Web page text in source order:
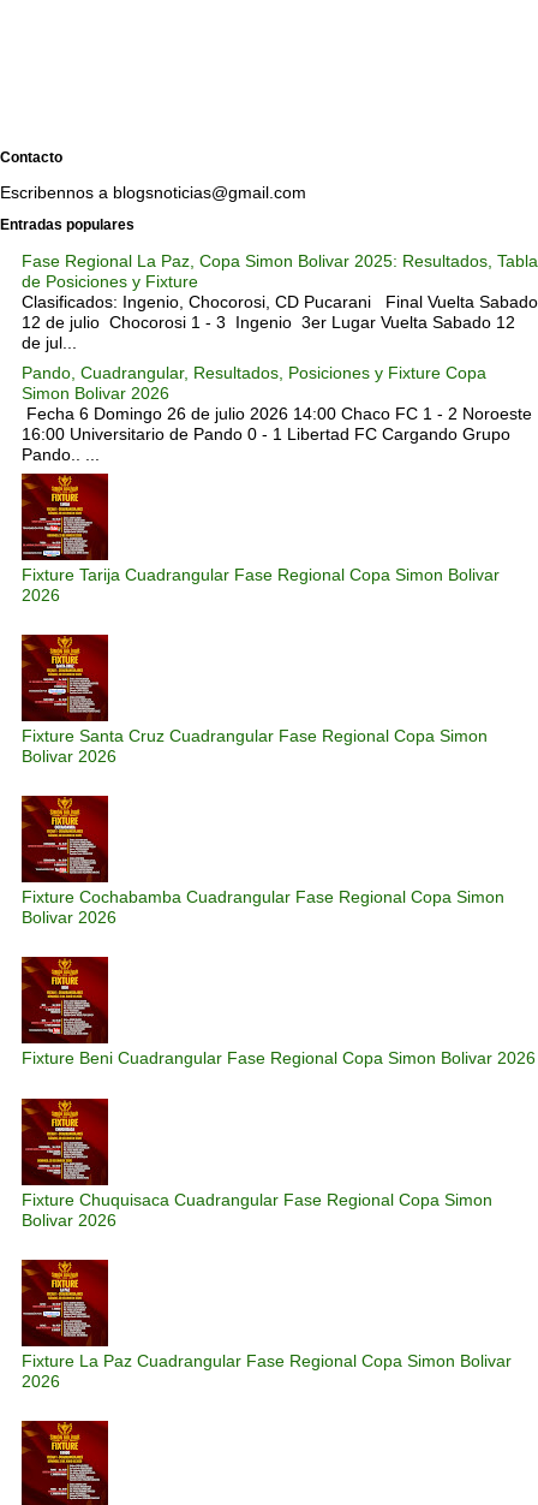
Contacto
Escribennos a blogsnoticias@gmail.com
Entradas populares
Fase Regional La Paz, Copa Simon Bolivar 2025: Resultados, Tabla
de Posiciones y Fixture
Clasificados: Ingenio, Chocorosi, CD Pucarani Final Vuelta Sabado
12 de julio Chocorosi 1 - 3 Ingenio 3er Lugar Vuelta Sabado 12
de jul...
Pando, Cuadrangular, Resultados, Posiciones y Fixture Copa
Simon Bolivar 2026
Fecha 6 Domingo 26 de julio 2026 14:00 Chaco FC 1 - 2 Noroeste
16:00 Universitario de Pando 0 - 1 Libertad FC Cargando Grupo
Pando.. ...
Fixture Tarija Cuadrangular Fase Regional Copa Simon Bolivar
2026
Fixture Santa Cruz Cuadrangular Fase Regional Copa Simon
Bolivar 2026
Fixture Cochabamba Cuadrangular Fase Regional Copa Simon
Bolivar 2026
Fixture Beni Cuadrangular Fase Regional Copa Simon Bolivar 2026
Fixture Chuquisaca Cuadrangular Fase Regional Copa Simon
Bolivar 2026
Fixture La Paz Cuadrangular Fase Regional Copa Simon Bolivar
2026